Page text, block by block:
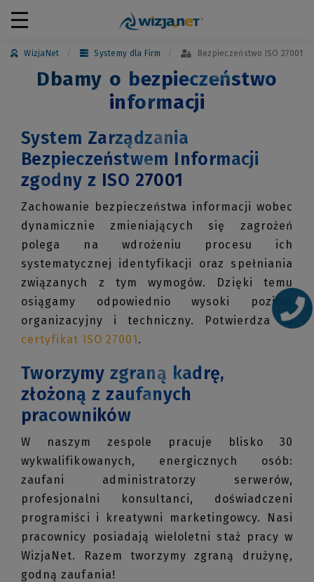
WizjaNet Systemy dla Firm Bezpieczeństwo ISO 27001
Dbamy o bezpieczeństwo
informacji
System Zarządzania
Bezpieczeństwem Informacji
zgodny z ISO 27001
Zachowanie bezpieczeństwa informacji wobec
dynamicznie zmieniających się zagrożeń
polega na wdrożeniu procesu ich
systematycznej identyfikacji oraz spełniania
związanych z tym wymogów. Dzięki temu
osiągamy odpowiednio wysoki poziom
organizacyjny i techniczny. Potwierdza to
certyfikat ISO 27001.
Tworzymy zgraną kadrę,
złożoną z zaufanych
pracowników
W naszym zespole pracuje blisko 30
wykwalifikowanych, energicznych osób:
zaufani administratorzy serwerów,
profesjonalni konsultanci, doświadczeni
programiści i kreatywni marketingowcy. Nasi
pracownicy posiadają wieloletni staż pracy w
WizjaNet. Razem tworzymy zgraną drużynę,
godną zaufania!